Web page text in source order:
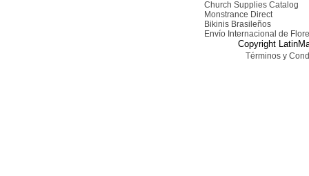
Church Supplies Catalog
Monstrance Direct
Bikinis Brasileños
Envío Internacional de
Copyright
Términos y